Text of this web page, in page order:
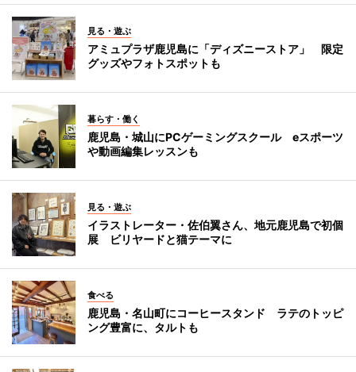
見る・遊ぶ
アミュプラザ鹿児島に「ディズニーストア」 限定
グッズやフォトスポットも
暮らす・働く
鹿児島・城山にPCゲーミングスクール eスポーツ
や動画編集レッスンも
見る・遊ぶ
イラストレーター・佐伯翼さん、地元鹿児島で初個
展 ビリヤードと猫テーマに
食べる
鹿児島・名山町にコーヒースタンド ラテのトッピ
ング豊富に、タルトも